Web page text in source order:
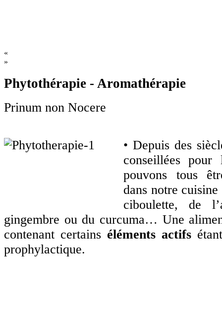
«
»
Phytothérapie - Aromathérapie
Prinum non Nocere
• Depuis des
conseillées pour
pouvons tous
dans notre
ciboulette, de
gingembre ou du curcuma… Une
contenant certains éléments actifs
prophylactique.